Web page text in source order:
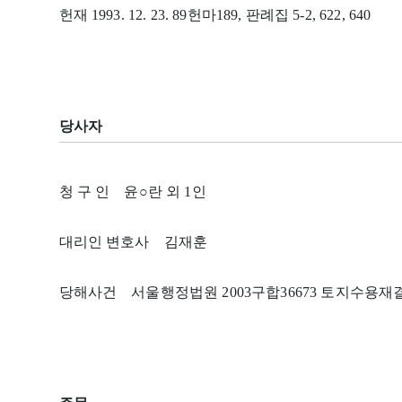
헌재 1993. 12. 23. 89헌마189, 판례집 5-2, 622, 640
당사자
청 구 인 윤○란 외 1인
대리인 변호사 김재훈
당해사건 서울행정법원 2003구합36673 토지수용재